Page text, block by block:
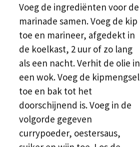
Voeg de ingrediënten voor de
marinade samen. Voeg de kip
toe en marineer, afgedekt in
de koelkast, 2 uur of zo lang
als een nacht. Verhit de olie in
een wok. Voeg de kipmengsel
toe en bak tot het
doorschijnend is. Voeg in de
volgorde gegeven
currypoeder, oestersaus,